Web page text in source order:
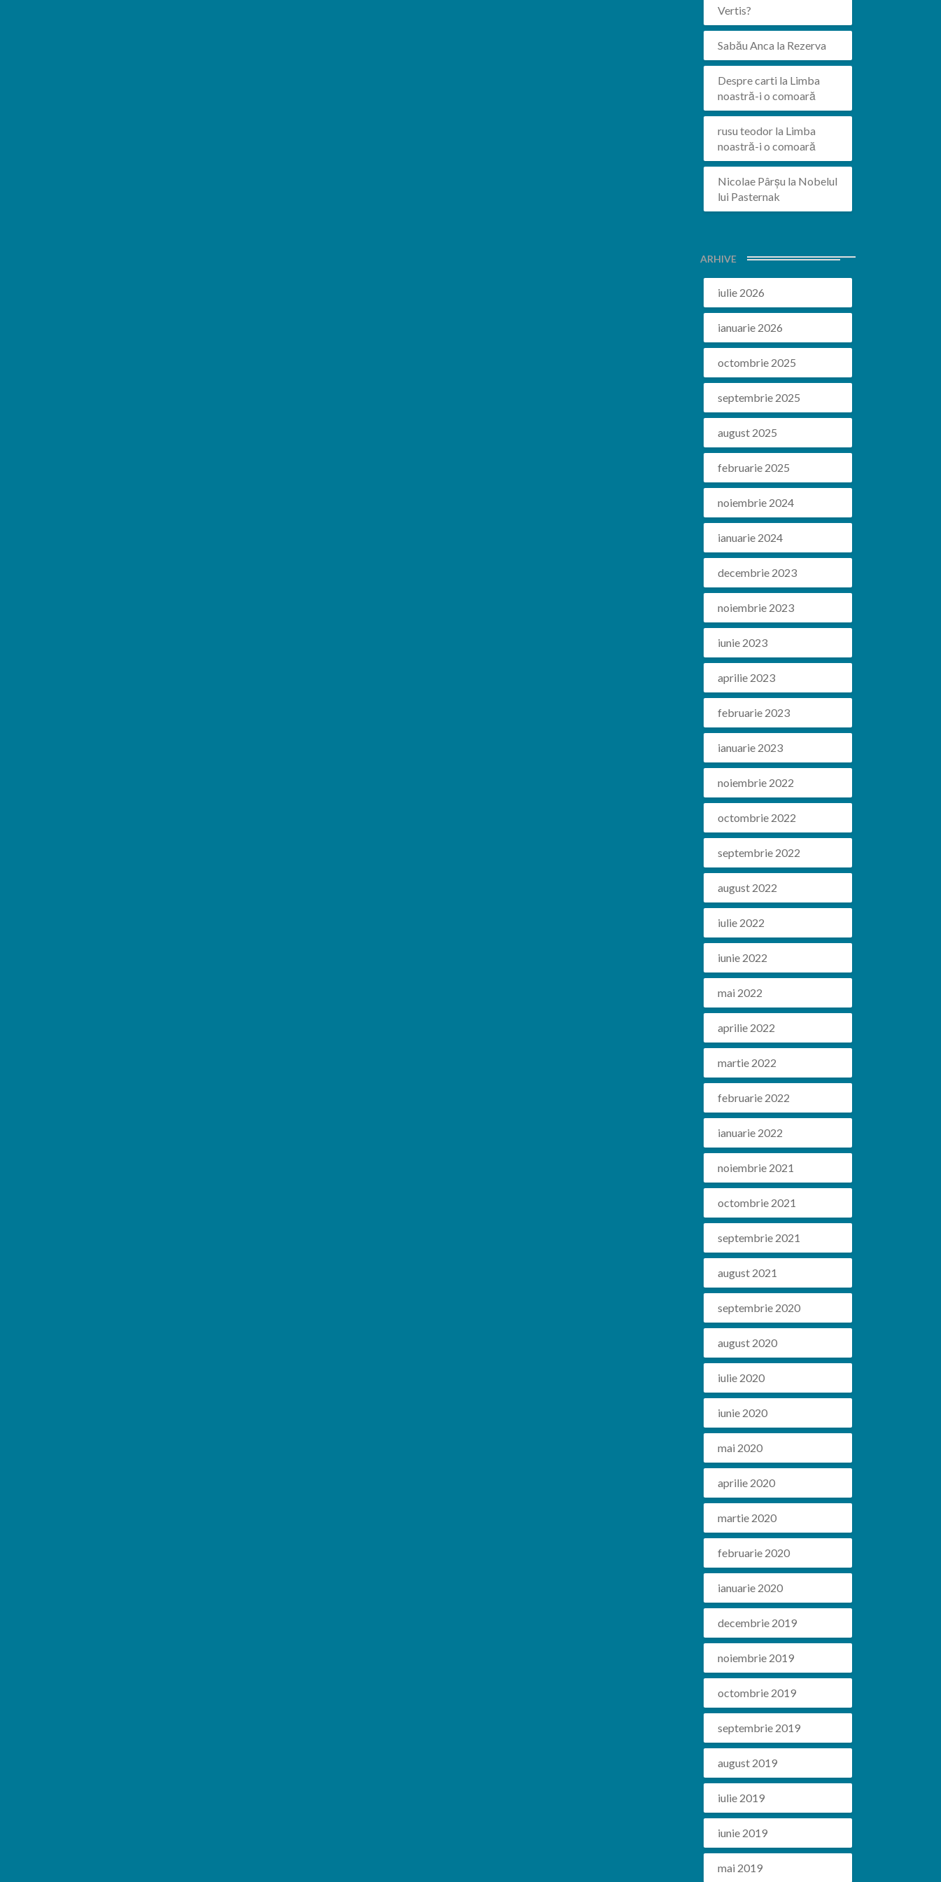
Vertis?
Sabău Anca la Rezerva
Despre carti la Limba
noastră-i o comoară
rusu teodorla Limba
noastră-i o comoară
Nicolae Pârșu la Nobelul
lui Pasternak
ARHIVE
iulie 2026
ianuarie 2026
octombrie 2025
septembrie 2025
august 2025
februarie 2025
noiembrie 2024
ianuarie 2024
decembrie 2023
noiembrie 2023
iunie 2023
aprilie 2023
februarie 2023
ianuarie 2023
noiembrie 2022
octombrie 2022
septembrie 2022
august 2022
iulie 2022
iunie 2022
mai 2022
aprilie 2022
martie 2022
februarie 2022
ianuarie 2022
noiembrie 2021
octombrie 2021
septembrie 2021
august 2021
septembrie 2020
august 2020
iulie 2020
iunie 2020
mai 2020
aprilie 2020
martie 2020
februarie 2020
ianuarie 2020
decembrie 2019
noiembrie 2019
octombrie 2019
septembrie 2019
august 2019
iulie 2019
iunie 2019
mai 2019